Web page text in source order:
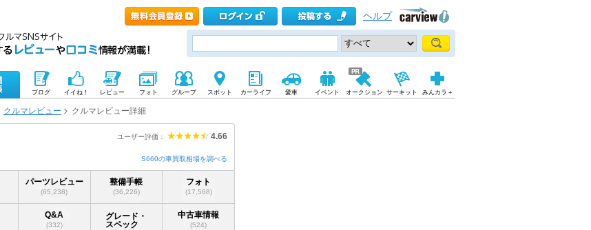
ヘルプ
ブログ イイね！ レビュー フォト グループ スポット カーライフ 愛車 イベント オークション サーキット みんカラ＋
クルマレビュー クルマレビュー詳細
ユーザー評価： 4.66
S660の車買取相場を調べる
パーツレビュー
(65,238)
整備手帳
(36,226)
フォト
(17,568)
Q&A
(332)
グレード・
スペック
中古車情報
(524)